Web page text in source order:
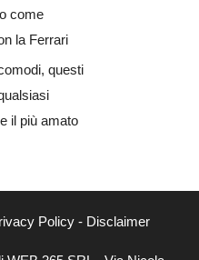
come
la Ferrari
questi
il più amato
Policy- Disclaimer